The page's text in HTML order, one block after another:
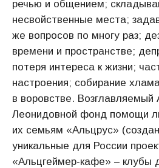
речью и общением;
несвойственные места;
же вопросов по многу раз;
времени и пространстве;
потеря интереса к жизни;
настроения; собирание
в воровстве. Возглавляемый
Леонидовной фонд помощи
их семьям «Альцрус»
уникальные для России
«Альцгеймер-кафе» – клубы